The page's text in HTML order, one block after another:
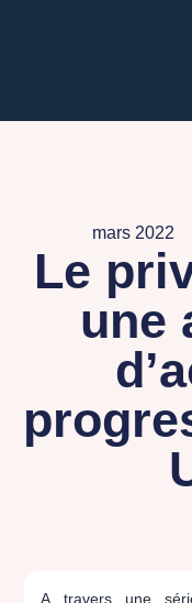
mars 2022
Le
une
A travers une